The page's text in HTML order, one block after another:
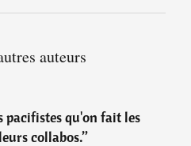
auteurs
pacifistes qu'on fait les
collabos.”